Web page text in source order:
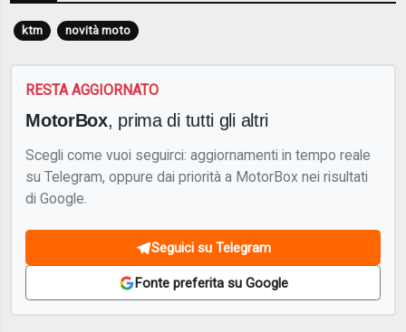
ktm novità moto
RESTA AGGIORNATO
MotorBox, prima di tutti gli altri
Scegli come vuoi seguirci: aggiornamenti in tempo reale
su Telegram, oppure dai priorità a MotorBox nei risultati
di Google.
Seguici su Telegram
Fonte preferita su Google